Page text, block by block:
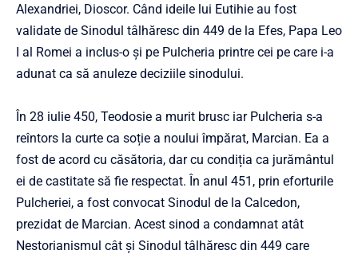
Alexandriei, Dioscor. Când ideile lui Eutihie au fost
validate de Sinodul tâlhăresc din 449 de la Efes, Papa Leo
I al Romei a inclus-o și pe Pulcheria printre cei pe care i-a
adunat ca să anuleze deciziile sinodului.
În 28 iulie 450, Teodosie a murit brusc iar Pulcheria s-a
reîntors la curte ca soție a noului împărat, Marcian. Ea a
fost de acord cu căsătoria, dar cu condiția ca jurământul
ei de castitate să fie respectat. În anul 451, prin eforturile
Pulcheriei, a fost convocat Sinodul de la Calcedon,
prezidat de Marcian. Acest sinod a condamnat atât
Nestorianismul cât și Sinodul tâlhăresc din 449 care